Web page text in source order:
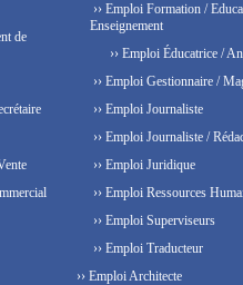
de
›› Emploi Formation /
Enseignement
›› Emploi Éducatrice /
›› Emploi Gestionnaire /
›› Emploi Journaliste
›› Emploi Journaliste /
›› Emploi Juridique
›› Emploi Ressources
›› Emploi Superviseurs
›› Emploi Traducteur
›› Emploi Architecte